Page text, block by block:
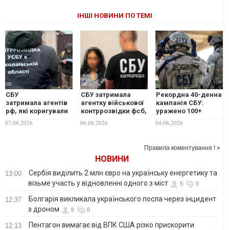
ІНШІ НОВИНИ ПО ТЕМІ
СБУ
затримала агентів
рф, які коригували
Миколаєву
07.08.2026
СБУ затримала
агентку військової
контррозвідки фсб,
ворога на
06.08.2026
Рекордна 40-денна
кампанія СБУ:
уражено 100+
об'єктів у РФ та
04.08.2026
Правила коментування ! »
НОВИНИ
13:00
Сербія виділить 2 млн євро на українську енергетику та
візьме участь у відновленні одного з міст
5 0
12:37
Болгарія викликала українського посла через інцидент
з дроном
8 0
12:13
Пентагон вимагає від ВПК США різко прискорити